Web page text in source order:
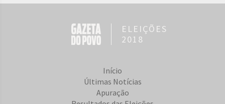
ELEIÇÕES
2018
Início
Últimas Notícias
Apuração